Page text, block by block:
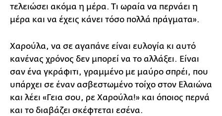
τελειώσει ακόμα η μέρα. Τι ωραία να περνάει η
μέρα και να έχεις κάνει τόσο πολλά πράγματα».
Χαρούλα, να σε αγαπάνε είναι ευλογία κι αυτό
κανένας χρόνος δεν μπορεί να το αλλάξει. Είναι
σαν ένα γκράφιτι, γραμμένο με μαύρο σπρέι, που
υπάρχει σε έναν ασβεστωμένο τοίχο στον Ελαιώνα
και λέει «Γεια σου, ρε Χαρούλα!» και όποιος περνά
και το διαβάζει σκέφτεται εσένα.